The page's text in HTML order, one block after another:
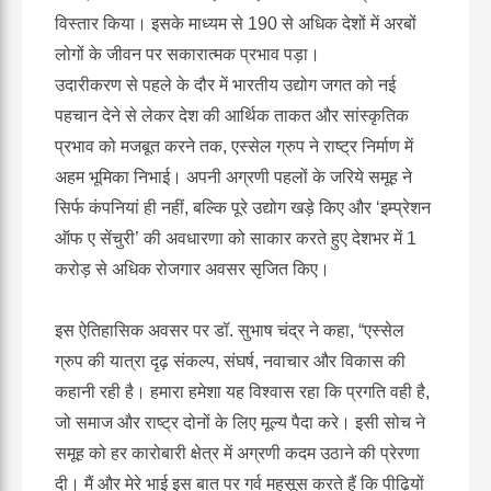
विस्तार किया। इसके माध्यम से 190 से अधिक देशों में अरबों
लोगों के जीवन पर सकारात्मक प्रभाव पड़ा।
उदारीकरण से पहले के दौर में भारतीय उद्योग जगत को नई
पहचान देने से लेकर देश की आर्थिक ताकत और सांस्कृतिक
प्रभाव को मजबूत करने तक, एस्सेल ग्रुप ने राष्ट्र निर्माण में
अहम भूमिका निभाई। अपनी अग्रणी पहलों के जरिये समूह ने
सिर्फ कंपनियां ही नहीं, बल्कि पूरे उद्योग खड़े किए और ‘इम्प्रेशन
ऑफ ए सेंचुरी’ की अवधारणा को साकार करते हुए देशभर में 1
करोड़ से अधिक रोजगार अवसर सृजित किए।
इस ऐतिहासिक अवसर पर डॉ. सुभाष चंद्र ने कहा, “एस्सेल
ग्रुप की यात्रा दृढ़ संकल्प, संघर्ष, नवाचार और विकास की
कहानी रही है। हमारा हमेशा यह विश्वास रहा कि प्रगति वही है,
जो समाज और राष्ट्र दोनों के लिए मूल्य पैदा करे। इसी सोच ने
समूह को हर कारोबारी क्षेत्र में अग्रणी कदम उठाने की प्रेरणा
दी। मैं और मेरे भाई इस बात पर गर्व महसूस करते हैं कि पीढ़ियों